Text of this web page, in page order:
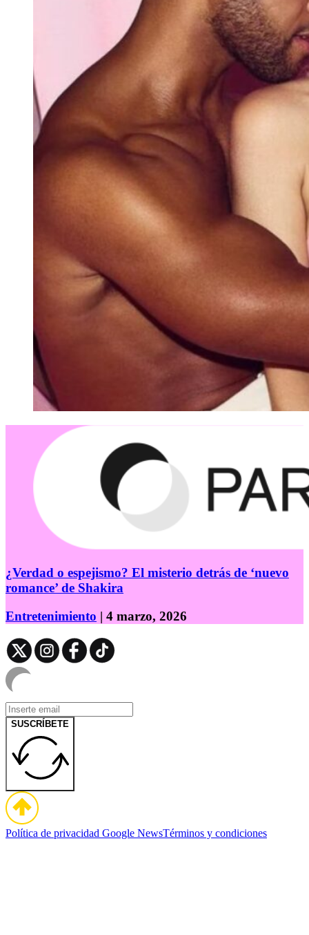
¿Verdad o espejismo? El misterio detrás de ‘nuevo
romance’ de Shakira
Entretenimiento | 4 marzo, 2026
SUSCRÍBETE
Política de privacidad Google NewsTérminos y condiciones